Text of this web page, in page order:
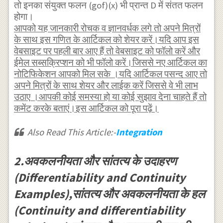
0
\quad
\forall
x \in
D
तो इनका संयुक्त फलन (gof)(x) भी प्रान्त D में संतत फलन
होगा।
आपको यह जानकारी रोचक व ज्ञानवर्धक लगे तो अपने मित्रों
के साथ इस गणित के आर्टिकल को शेयर करें।यदि आप इस
वेबसाइट पर पहली बार आए हैं तो वेबसाइट को फॉलो करें और
ईमेल सब्सक्रिप्शन को भी फॉलो करें।जिससे नए आर्टिकल का
नोटिफिकेशन आपको मिल सके ।यदि आर्टिकल पसन्द आए तो
अपने मित्रों के साथ शेयर और लाईक करें जिससे वे भी लाभ
उठाए ।आपकी कोई समस्या हो या कोई सुझाव देना चाहते हैं तो
कमेंट करके बताएं।इस आर्टिकल को पूरा पढ़ें।
Also Read This Article:-Integration
2.अवकलनीयता और सांतत्य के उदाहरण
(Differentiability and Continuity
Examples),सांतत्य और अवकलनीयता के हल
(Continuity and differentiability